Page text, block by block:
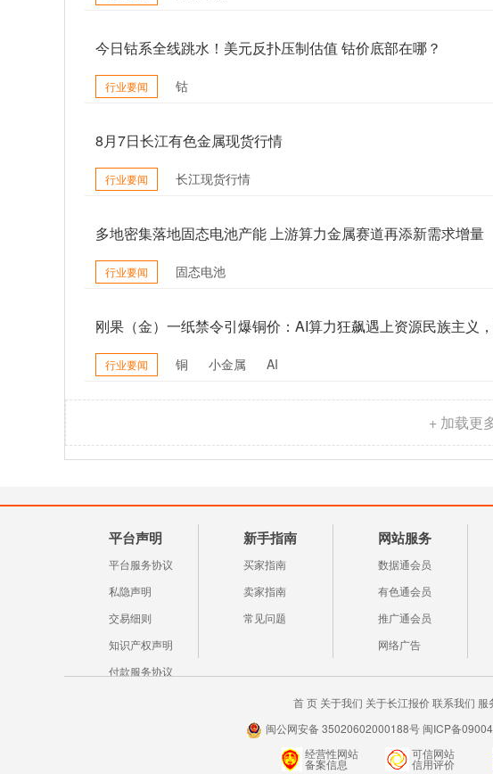
今日钴系全线跳水！美元反扑压制估值 钴价底部在哪？
行业要闻 钴
8月7日长江有色金属现货行情
行业要闻 长江现货行情
多地密集落地固态电池产能 上游算力金属赛道再添新需求增量
行业要闻 固态电池
刚果（金）一纸禁令引爆铜价：AI算力狂飙遇上资源民族主义
行业要闻 铜 小金属 AI
+ 加载更
平台声明
平台服务协议
私隐声明
交易细则
知识产权声明
付款服务协议
新手指南
买家指南
卖家指南
常见问题
网站服务
数据通会员
有色通会员
推广通会员
网络广告
首 页 关于我们 关于长江报价 联系我们 服
闽公网安备 35020602000188号 闽ICP备
经营性网站
备案信息
可信网站
信用评价